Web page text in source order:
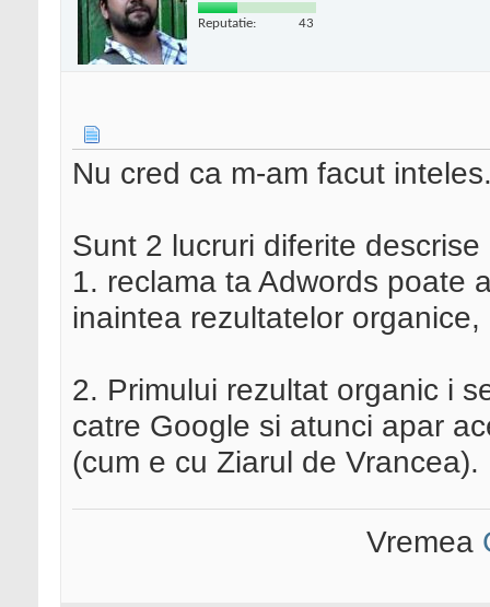
Reputatie: 43
Nu cred ca m-am facut
Sunt 2 lucruri diferite descrise
1. reclama ta Adwords poate
inaintea rezultatelor
2. Primului rezultat organic i
catre Google si atunci apar
(cum e cu Ziarul de Vrancea).
Vremea